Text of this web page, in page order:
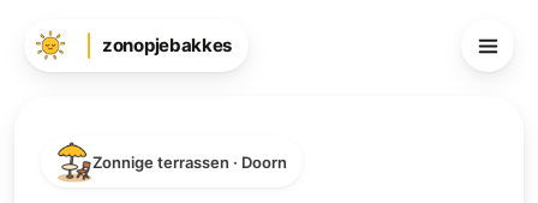
zonopjebakkes
Zonnige terrassen · Doorn